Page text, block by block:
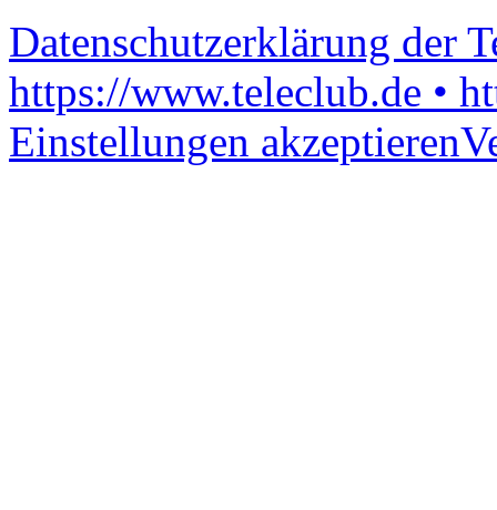
Datenschutzerklärung der
https://www.teleclub.de •
Einstellungen akzeptieren